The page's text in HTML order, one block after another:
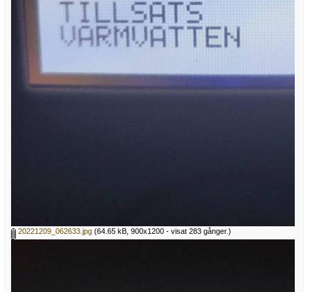
20221209_062633.jpg (64.65 kB, 900x1200 - visat 283 gånger.)